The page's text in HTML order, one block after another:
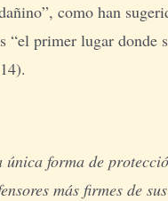
como han
primer lugar donde
forma de
más firmes de